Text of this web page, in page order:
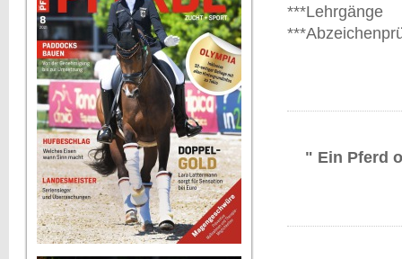
***Lehrgänge
" Ein Pferd